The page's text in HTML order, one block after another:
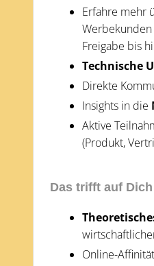
Erfahre mehr
Freigabe bis
Technische
Direkte
Insights in die
Aktive
(Produkt,
Das trifft auf
Online-